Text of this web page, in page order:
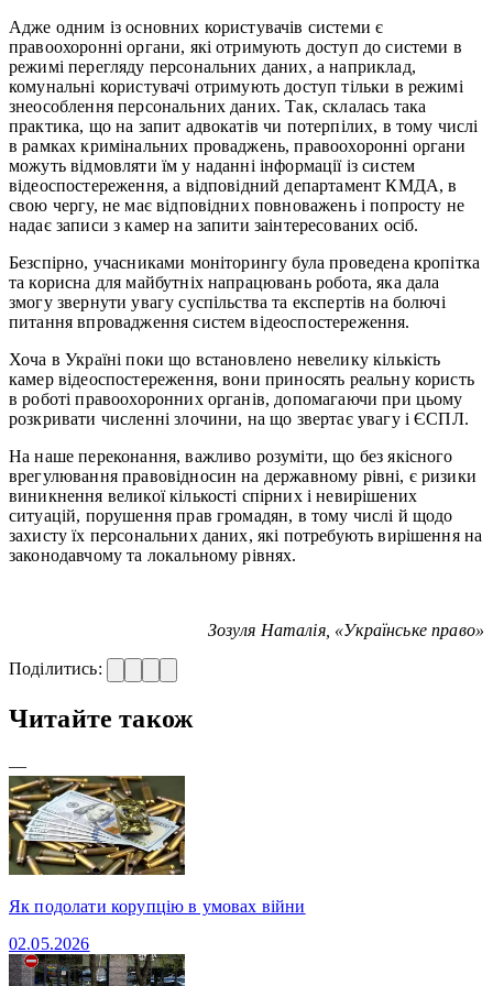
Адже одним із основних користувачів системи є
правоохоронні органи, які отримують доступ до системи в
режимі перегляду персональних даних, а наприклад,
комунальні користувачі отримують доступ тільки в режимі
знеособлення персональних даних. Так, склалась така
практика, що на запит адвокатів чи потерпілих, в тому числі
в рамках кримінальних проваджень, правоохоронні органи
можуть відмовляти їм у наданні інформації із систем
відеоспостереження, а відповідний департамент КМДА, в
свою чергу, не має відповідних повноважень і попросту не
надає записи з камер на запити заінтересованих осіб.
Безспірно, учасниками моніторингу була проведена кропітка
та корисна для майбутніх напрацювань робота, яка дала
змогу звернути увагу суспільства та експертів на болючі
питання впровадження систем відеоспостереження.
Хоча в Україні поки що встановлено невелику кількість
камер відеоспостереження, вони приносять реальну користь
в роботі правоохоронних органів, допомагаючи при цьому
розкривати численні злочини, на що звертає увагу і ЄСПЛ.
На наше переконання, важливо розуміти, що без якісного
врегулювання правовідносин на державному рівні, є ризики
виникнення великої кількості спірних і невирішених
ситуацій, порушення прав громадян, в тому числі й щодо
захисту їх персональних даних, які потребують вирішення на
законодавчому та локальному рівнях.
Зозуля Наталія, «Українське право»
Поділитись:
Читайте також
—
Як подолати корупцію в умовах війни
02.05.2026